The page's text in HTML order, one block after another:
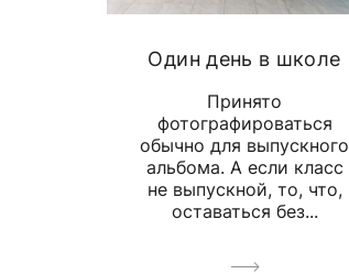
Один день в школе
Принято
фотографироваться
обычно для выпускного
альбома. А если класс
не выпускной, то, что,
оставаться без...